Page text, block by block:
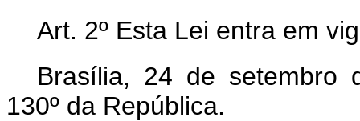
Art. 2º Esta Lei entra em
Brasília, 24 de setembro
130º da República.